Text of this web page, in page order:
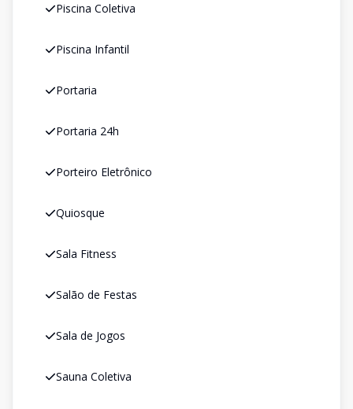
Piscina Coletiva
Piscina Infantil
Portaria
Portaria 24h
Porteiro Eletrônico
Quiosque
Sala Fitness
Salão de Festas
Sala de Jogos
Sauna Coletiva